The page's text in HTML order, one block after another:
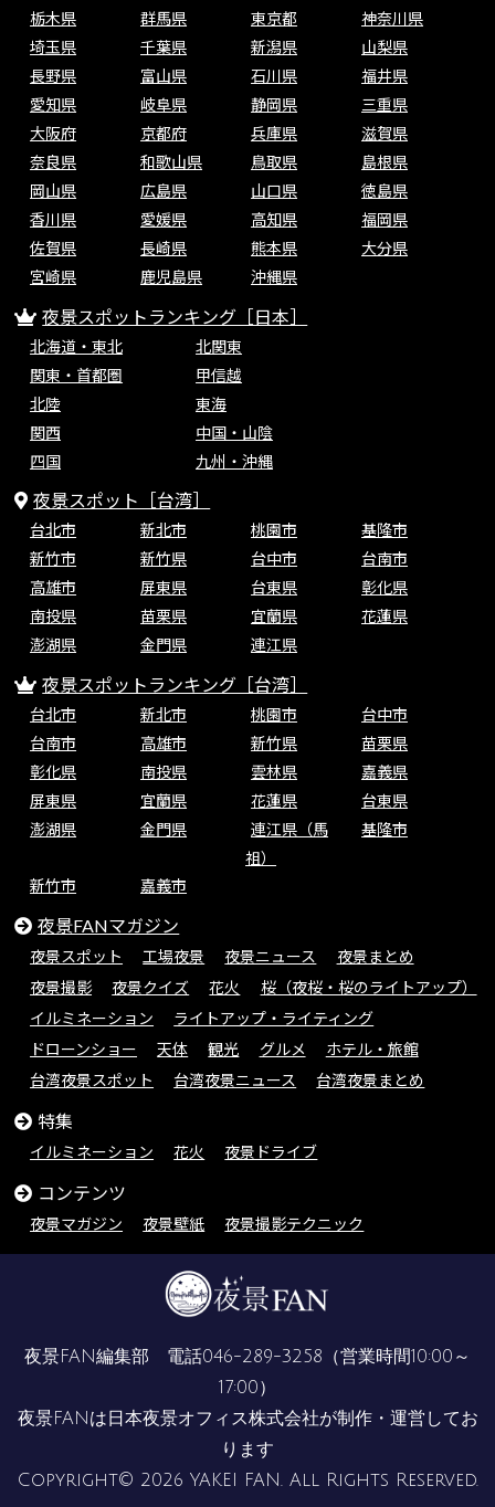
栃木県
群馬県 東京都
神奈川県
埼玉県
千葉県 新潟県
山梨県
長野県
富山県 石川県
福井県
愛知県
岐阜県 静岡県
三重県
大阪府
京都府 兵庫県
滋賀県
奈良県
和歌山県 鳥取県
島根県
岡山県
広島県 山口県
徳島県
香川県
愛媛県 高知県
福岡県
佐賀県
長崎県 熊本県
大分県
宮崎県
鹿児島県 沖縄県
夜景スポットランキング［日本］
北海道・東北
北関東
関東・首都圏
甲信越
北陸
東海
関西
中国・山陰
四国
九州・沖縄
夜景スポット［台湾］
台北市 新北市 桃園市
基隆市
新竹市
新竹県 台中市
台南市
高雄市
屏東県 台東県
彰化県
南投県
苗栗県 宜蘭県
花蓮県
澎湖県
金門県 連江県
夜景スポットランキング［台湾］
台北市 新北市 桃園市
台中市
台南市
高雄市 新竹県
苗栗県
彰化県
南投県 雲林県
嘉義県
屏東県
宜蘭県 花蓮県
台東県
澎湖県
金門県
連江県（馬
祖）
基隆市
新竹市 嘉義市
夜景FANマガジン
夜景スポット 工場夜景 夜景ニュース
夜景まとめ
夜景撮影
夜景クイズ 花火
桜（夜桜・桜のライトアップ）
イルミネーション
ライトアップ・ライティング
ドローンショー
天体 観光 グルメ
ホテル・旅館
台湾夜景スポット
台湾夜景ニュース 台湾夜景まとめ
特集
イルミネーション 花火 夜景ドライブ
コンテンツ
夜景マガジン 夜景壁紙 夜景撮影テクニック
夜景FAN編集部 電話046-289-3258 （営業時間10:00～
17:00）
夜景FANは 日本夜景オフィス株式会社が制作・運営してお
ります
Copyright© 2026 YAKEI FAN. All Rights Reserved.